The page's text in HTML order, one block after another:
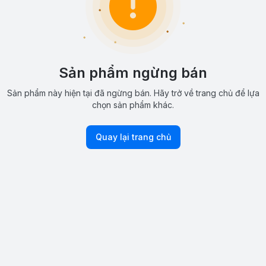
Sản phẩm ngừng bán
Sản phẩm này hiện tại đã ngừng bán. Hãy trở về trang chủ để lựa
chọn sản phẩm khác.
Quay lại trang chủ